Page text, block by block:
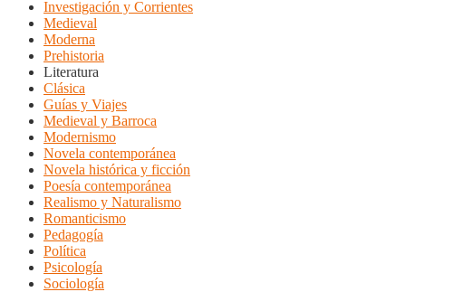
Investigación y Corrientes
Medieval
Moderna
Prehistoria
Literatura
Clásica
Guías y Viajes
Medieval y Barroca
Modernismo
Novela contemporánea
Novela histórica y ficción
Poesía contemporánea
Realismo y Naturalismo
Romanticismo
Pedagogía
Política
Psicología
Sociología